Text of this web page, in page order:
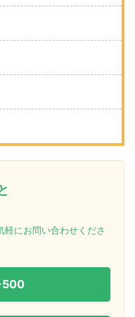
にお問い合わせくださ
500